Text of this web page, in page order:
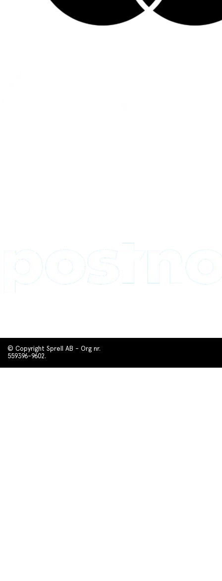
© Copyright Sprell AB - Org nr.
559396-9602.